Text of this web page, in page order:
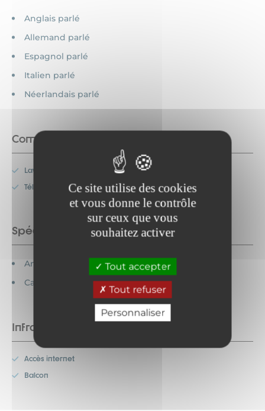
Ce site utilise des cookies
et vous donne le contrôle
sur ceux que vous
souhaitez activer
Tout accepter
Tout refuser
Personnaliser
Anglais parlé
Allemand parlé
Espagnol parlé
Italien parlé
Néerlandais parlé
Commodités
Lave-vaisselle
Télévision
Spécificités
Animaux acceptés
Cartes bancaires acceptées
Infrastructures
Accès internet
Balcon